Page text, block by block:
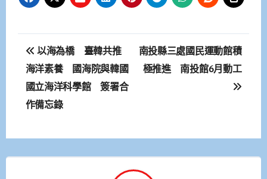
文
章
導
以海為橋 臺韓共推
海洋素養 國海院與韓國
國立海洋科學館 簽署合
作備忘錄
南投縣三處國民運動館積
極推進 南投館6月動工